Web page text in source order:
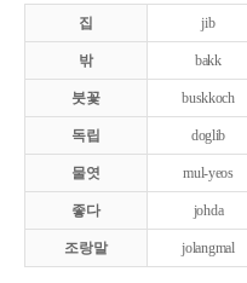
집 jib
밖 bakk
붓꽃 buskkoch
독립 doglib
물엿 mul-yeos
좋다 johda
조랑말 jolangmal